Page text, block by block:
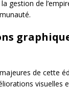
gestion de
de cette
visuelles